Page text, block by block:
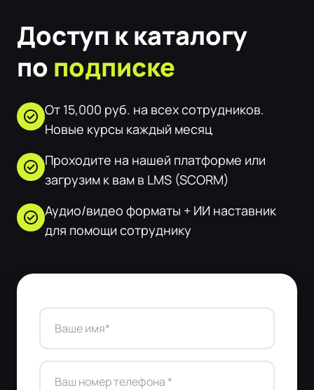
Доступ к каталогу
по подписке
check_circle От 15,000 руб. на всех сотрудников.
Новые курсы каждый месяц
check_circle Проходите на нашей платформе или
загрузим к вам в LMS (SCORM)
check_circle Аудио/видео форматы + ИИ наставник
для помощи сотруднику